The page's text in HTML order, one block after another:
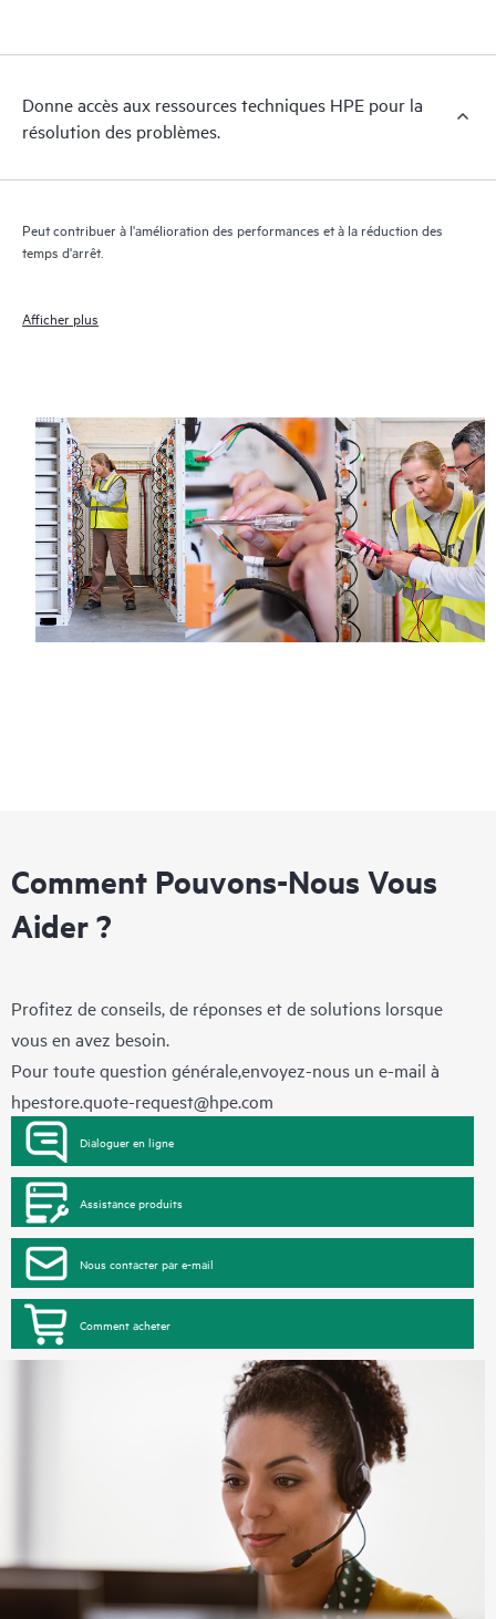
Donne accès aux ressources techniques HPE pour la
résolution des problèmes.
Peut contribuer à l'amélioration des performances et à la réduction des
temps d'arrêt.
Afficher plus
Comment Pouvons-Nous Vous
Aider ?
Profitez de conseils, de réponses et de solutions lorsque
vous en avez besoin.
Pour toute question générale,envoyez-nous un e-mail à
hpestore.quote-request@hpe.com
Dialoguer en ligne
Assistance produits
Nous contacter par e-mail
Comment acheter